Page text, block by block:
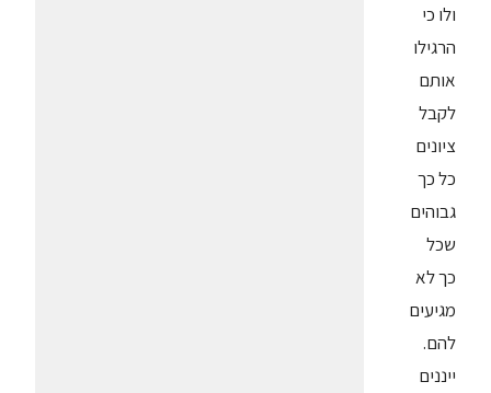
ולו כי
הרגילו
אותם
לקבל
ציונים
כל כך
גבוהים
שכל
כך לא
מגיעים
להם.
ייננים